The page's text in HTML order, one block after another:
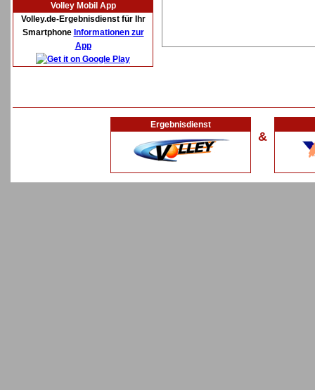
Volley Mobil App
Volley.de-Ergebnisdienst für Ihr
Smartphone Informationen zur
App
Ergebnisdienst
&